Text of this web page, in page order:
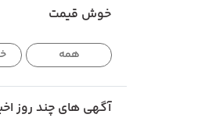
خوش قیمت
همه
آگهی های چند روز